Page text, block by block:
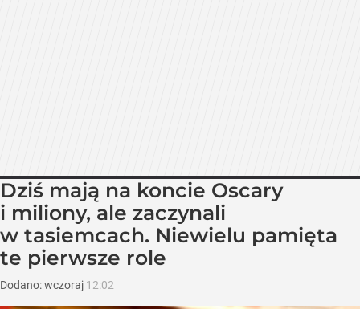
Dziś mają na koncie Oscary
i miliony, ale zaczynali
w tasiemcach. Niewielu pamięta
te pierwsze role
Dodano:wczoraj 12:02